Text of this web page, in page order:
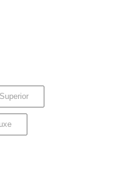
Superior